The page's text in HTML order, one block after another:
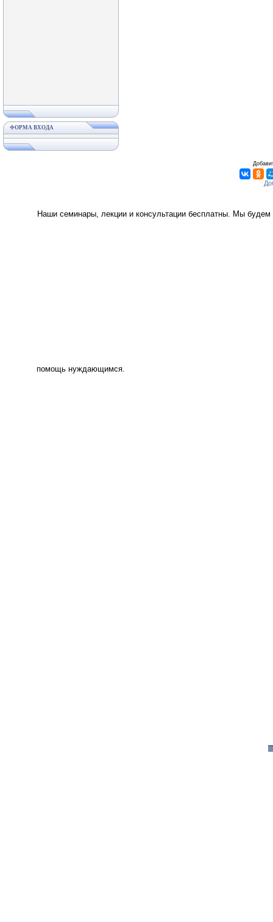
ФОРМА ВХОДА
Наши семинары, лекции и консультации бесплатны. Мы
помощь нуждающимся.